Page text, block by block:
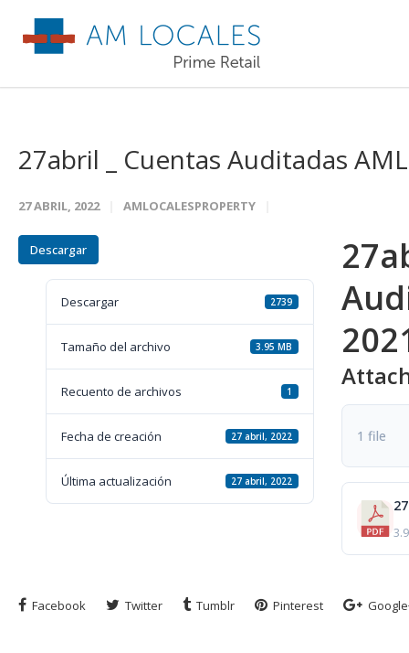
27abril _ Cuentas Auditadas
27 ABRIL, 2022 AMLOCALESPROPERTY
Descargar
Descargar 2739
Tamaño del archivo 3.95 MB
Recuento de archivos 1
Fecha de creación 27 abril, 2022
Última actualización 27 abril, 2022
1 file
Facebook Twitter Tumblr Pinterest